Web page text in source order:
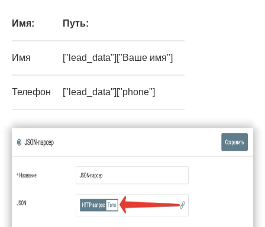
Имя: Путь:
Имя ["lead_data"]["Ваше имя"]
Телефон ["lead_data"]["phone"]